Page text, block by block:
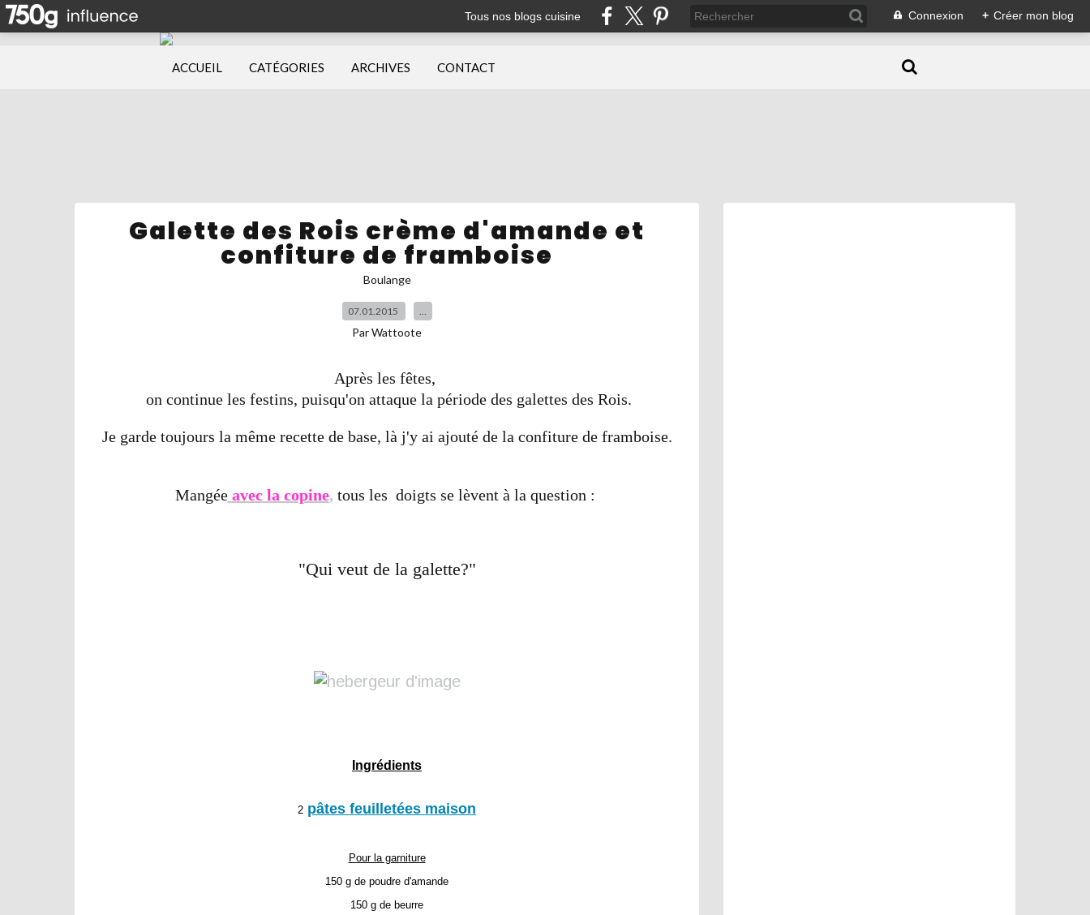
Tous nos blogs cuisine Connexion + Créer mon blog
ACCUEIL CATÉGORIES ARCHIVES CONTACT
Galette des Rois crème d'amande et
confiture de framboise
Boulange
07.01.2015 …
Par Wattoote
Après les fêtes,
on continue les festins, puisqu'on attaque la période des galettes des Rois.
Je garde toujours la même recette de base, là j'y ai ajouté de la confiture de framboise.
Mangée avec la copine, tous les doigts se lèvent à la question :
"Qui veut de la galette?"
Ingrédients
2 pâtes feuilletées maison
Pour la garniture
150 g de poudre d'amande
150 g de beurre